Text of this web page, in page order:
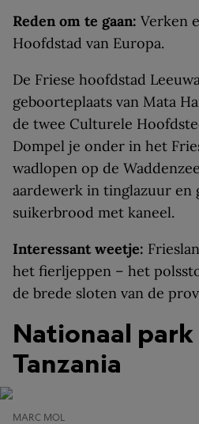
Reden om te gaan: Verken
Hoofdstad van Europa.
De Friese hoofdstad
geboorteplaats van Mata
de twee Culturele
Dompel je onder in het
wadlopen op de
aardewerk in tinglazuur en
suikerbrood met kaneel.
Interessant weetje:
het fierljeppen – het
de brede sloten van de
Nationaal park
Tanzania
MARC MOL